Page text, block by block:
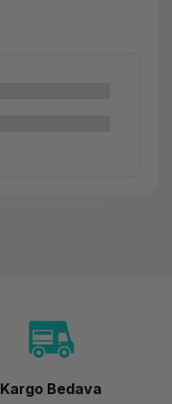
Kargo Bedava